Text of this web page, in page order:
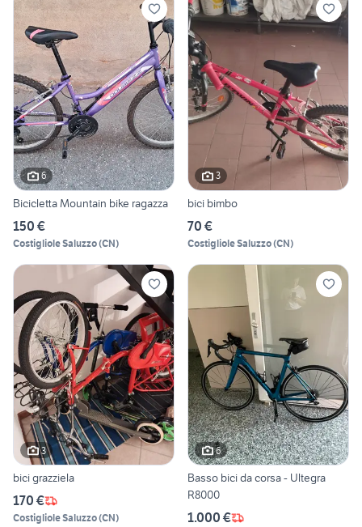
6
Bicicletta Mountain bike ragazza
150 €
Costigliole Saluzzo(CN)
3
bici bimbo
70 €
Costigliole Saluzzo(CN)
3
bici grazziela
170 €
Costigliole Saluzzo(CN)
6
Basso bici da corsa - Ultegra
R8000
1.000 €